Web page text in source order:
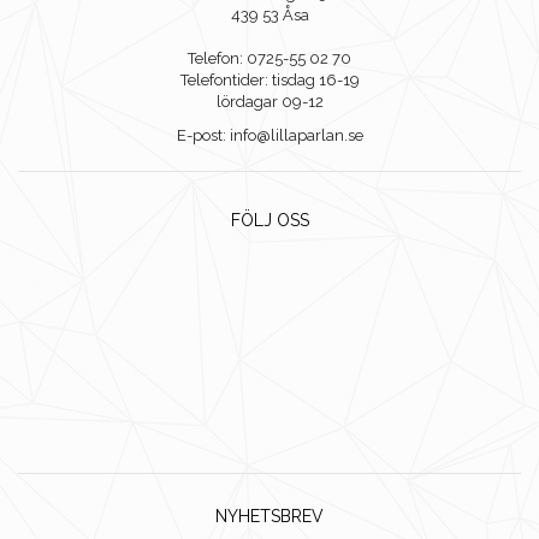
439 53 Åsa
Telefon: 0725-55 02 70
Telefontider: tisdag 16-19
lördagar 09-12
E-post: info@lillaparlan.se
FÖLJ OSS
NYHETSBREV